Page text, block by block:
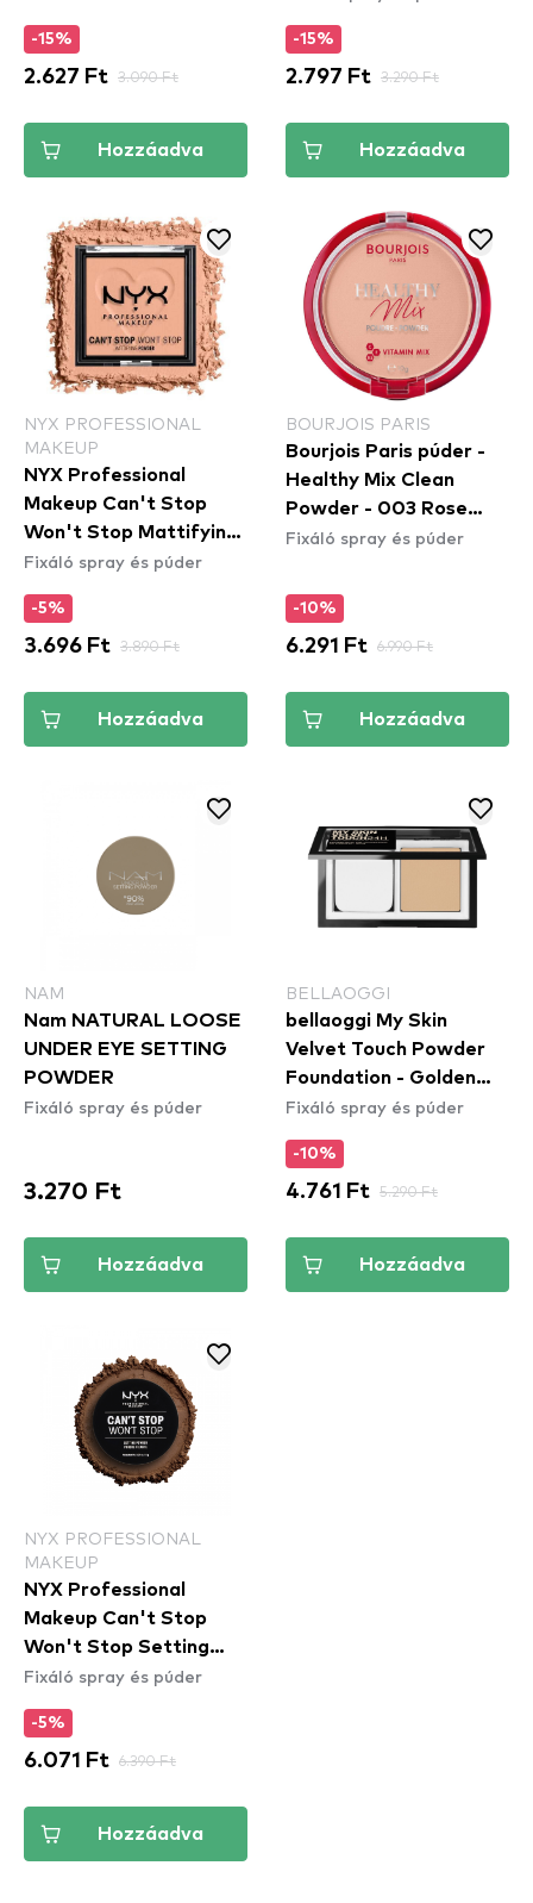
-15%
2.627 Ft 3.090 Ft
Hozzáadva
-15%
2.797 Ft 3.290 Ft
Hozzáadva
NYX PROFESSIONAL
MAKEUP
NYX Professional
Makeup Can't Stop
Won't Stop Mattifying
Powder - Bright Peach
Fixáló spray és púder
-5%
3.696 Ft 3.890 Ft
Hozzáadva
BOURJOIS PARIS
Bourjois Paris púder -
Healthy Mix Clean
Powder - 003 Rose
Beige
Fixáló spray és púder
-10%
6.291 Ft 6.990 Ft
Hozzáadva
NAM
Nam NATURAL LOOSE
UNDER EYE SETTING
POWDER
Fixáló spray és púder
3.270 Ft
Hozzáadva
BELLAOGGI
bellaoggi My Skin
Velvet Touch Powder
Foundation - Golden
Beige
Fixáló spray és púder
-10%
4.761 Ft 5.290 Ft
Hozzáadva
NYX PROFESSIONAL
MAKEUP
NYX Professional
Makeup Can't Stop
Won't Stop Setting
Powder fixáló púder -
Fixáló spray és púder
-5%
6.071 Ft 6.390 Ft
Hozzáadva